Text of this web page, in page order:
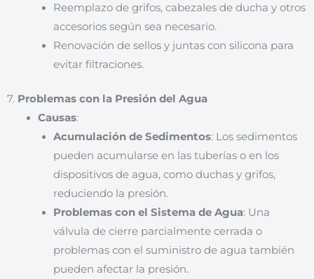
Reemplazo de grifos, cabezales de ducha y otros
accesorios según sea necesario.
Renovación de sellos y juntas con silicona para
evitar filtraciones.
7. Problemas con la Presión del Agua
Causas:
Acumulación de Sedimentos: Los sedimentos
pueden acumularse en las tuberías o en los
dispositivos de agua, como duchas y grifos,
reduciendo la presión.
Problemas con el Sistema de Agua: Una
válvula de cierre parcialmente cerrada o
problemas con el suministro de agua también
pueden afectar la presión.